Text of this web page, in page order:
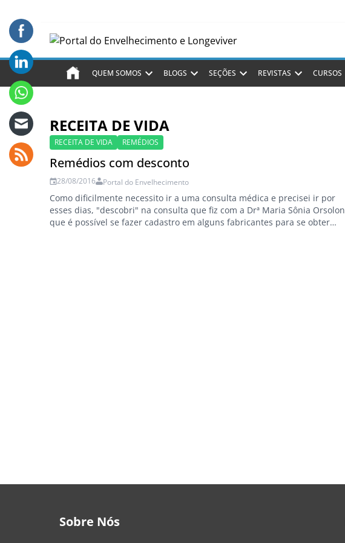
QUEM SOMOS BLOGS SEÇÕES REVISTAS CURSOS
RECEITA DE VIDA
RECEITA DE VIDA REMÉDIOS
Remédios com desconto
28/08/2016 Portal do Envelhecimento
Como dificilmente necessito ir a uma consulta médica e precisei ir por
esses dias, "descobri" na consulta que fiz com a Drª Maria Sônia Orsolon
que é possível se fazer cadastro em alguns fabricantes para se obter
Sobre Nós